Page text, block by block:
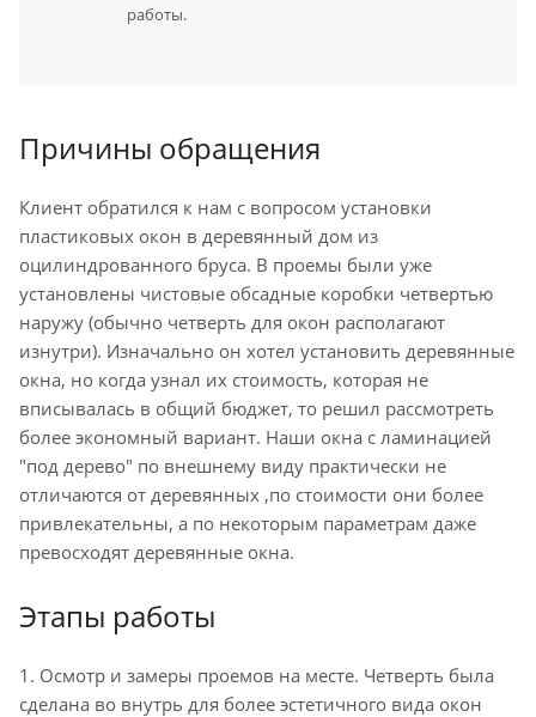
работы.
Причины обращения
Клиент обратился к нам с вопросом установки
пластиковых окон в деревянный дом из
оцилиндрованного бруса. В проемы были уже
установлены чистовые обсадные коробки четвертью
наружу (обычно четверть для окон располагают
изнутри). Изначально он хотел установить деревянные
окна, но когда узнал их стоимость, которая не
вписывалась в общий бюджет, то решил рассмотреть
более экономный вариант. Наши окна с ламинацией
"под дерево" по внешнему виду практически не
отличаются от деревянных ,по стоимости они более
привлекательны, а по некоторым параметрам даже
превосходят деревянные окна.
Этапы работы
1. Осмотр и замеры проемов на месте. Четверть была
сделана во внутрь для более эстетичного вида окон